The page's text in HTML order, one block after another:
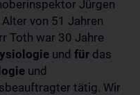
Jürgen
von 51 Jahren
Toth war 30 Jahre
und für das
und
tätig. Wir